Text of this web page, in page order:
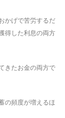
かげで苦労するだ
得した利息の両方
きたお金の両方で
の頻度が増えるほ